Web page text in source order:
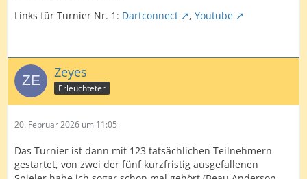
Links für Turnier Nr. 1: Dartconnect , Youtube
Zeyes
Erleuchteter
20. Februar 2026 um 11:05
Das Turnier ist dann mit 123 tatsächlichen Teilnehmern
gestartet, von zwei der fünf kurzfristig ausgefallenen